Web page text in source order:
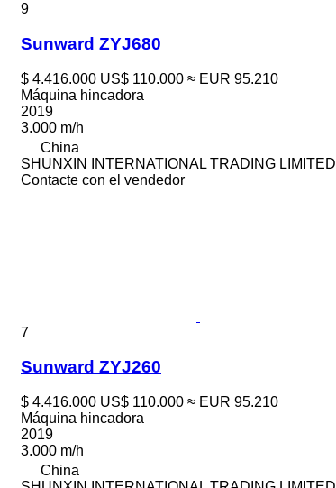
9
Sunward ZYJ680
$ 4.416.000 US$ 110.000 ≈ EUR 95.210
Máquina hincadora
2019
3.000 m/h
China
SHUNXIN INTERNATIONAL TRADING LIMITED
Contacte con el vendedor
7
Sunward ZYJ260
$ 4.416.000 US$ 110.000 ≈ EUR 95.210
Máquina hincadora
2019
3.000 m/h
China